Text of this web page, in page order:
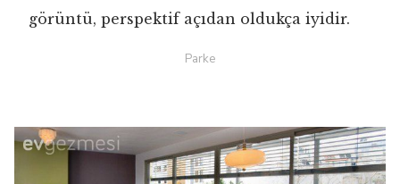
görüntü, perspektif açıdan oldukça iyidir.
Parke